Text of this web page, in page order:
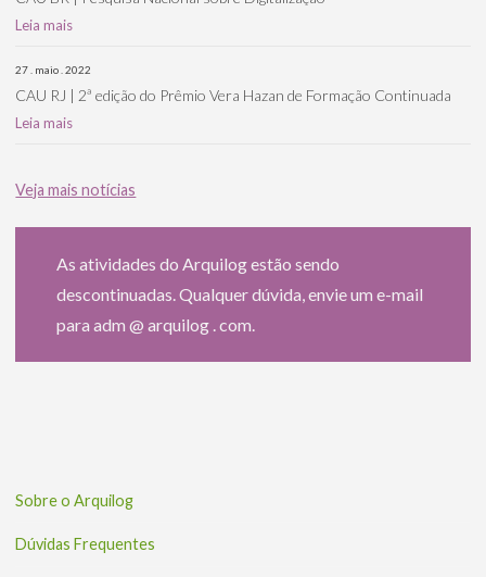
Leia mais
27 . maio . 2022
CAU RJ | 2ª edição do Prêmio Vera Hazan de Formação Continuada
Leia mais
Veja mais notícias
As atividades do Arquilog estão sendo
descontinuadas. Qualquer dúvida, envie um e-mail
para adm @ arquilog . com.
Sobre o Arquilog
Dúvidas Frequentes